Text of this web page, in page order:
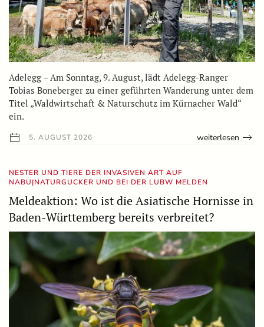
Adelegg – Am Sonntag, 9. August, lädt Adelegg-Ranger
Tobias Boneberger zu einer geführten Wanderung unter dem
Titel „Waldwirtschaft & Naturschutz im Kürnacher Wald“
ein.
5. AUGUST 2026 weiterlesen
NESTER UND TIERE DER INVASIVEN ART AUF
NABU|NATURGUCKER UND BEI DER LUBW MELDEN
Meldeaktion: Wo ist die Asiatische Hornisse in
Baden-Württemberg bereits verbreitet?